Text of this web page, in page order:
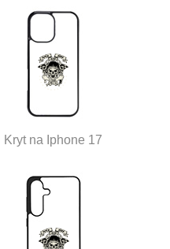
Kryt na Iphone 17